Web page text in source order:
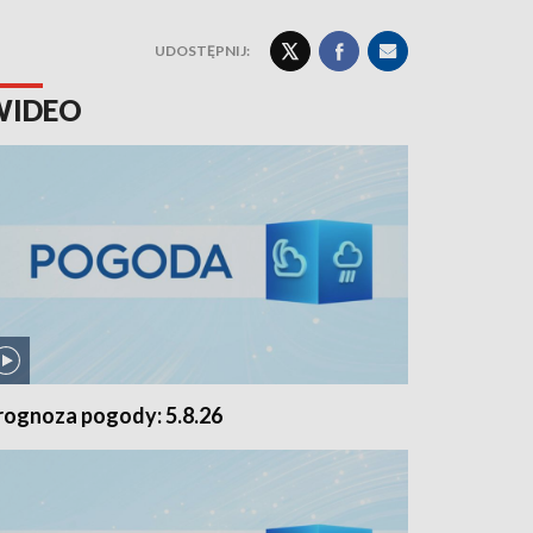
UDOSTĘPNIJ:
pogody: 5.8.26